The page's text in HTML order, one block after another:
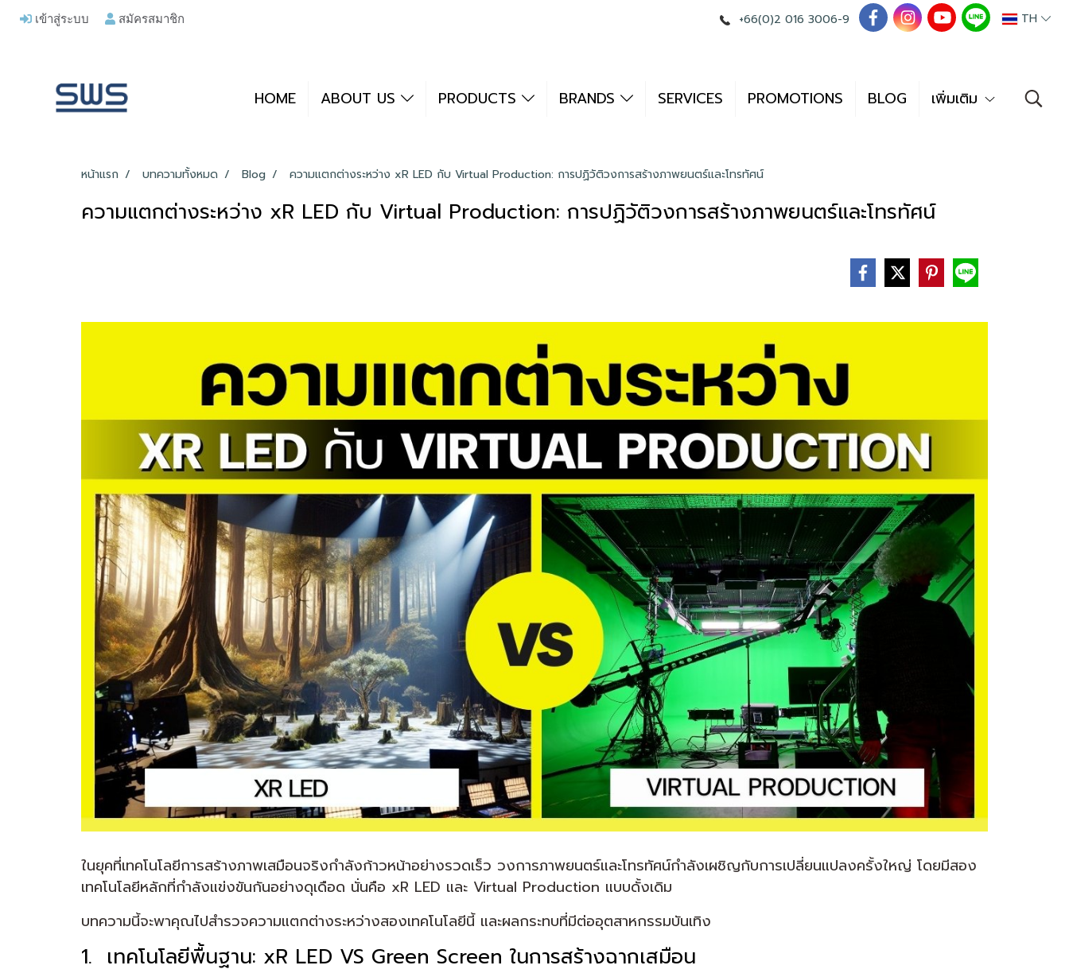
เข้าสู่ระบบ สมัครสมาชิก +66(0)2 016 3006-9 TH
HOME ABOUT US PRODUCTS BRANDS SERVICES PROMOTIONS BLOG เพิ่มเติม
หน้าแรก บทความทั้งหมด Blog ความแตกต่างระหว่าง xR LED กับ Virtual Production: การปฏิวัติวงการสร้างภาพยนตร์และโทรทัศน์
ความแตกต่างระหว่าง xR LED กับ Virtual Production: การปฏิวัติวงการสร้างภาพยนตร์และโทรทัศน์
ในยุคที่เทคโนโลยีการสร้างภาพเสมือนจริงกำลังก้าวหน้าอย่างรวดเร็ว วงการภาพยนตร์และโทรทัศน์กำลังเผชิญกับการเปลี่ยนแปลงครั้งใหญ่ โดยมีสอง
เทคโนโลยีหลักที่กำลังแข่งขันกันอย่างดุเดือด นั่นคือ xR LED และ Virtual Production แบบดั้งเดิม
บทความนี้จะพาคุณไปสำรวจความแตกต่างระหว่างสองเทคโนโลยีนี้ และผลกระทบที่มีต่ออุตสาหกรรมบันเทิง
1. เทคโนโลยีพื้นฐาน: xR LED VS Green Screen ในการสร้างฉากเสมือน